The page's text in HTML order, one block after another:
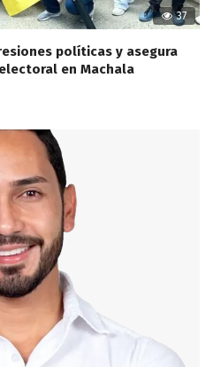
37
políticas y asegura
en Machala